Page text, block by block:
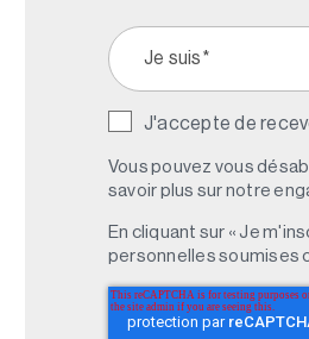
J'accepte de
Vous pouvez vous
savoir plus sur notre
En cliquant sur « Je
personnelles soumises